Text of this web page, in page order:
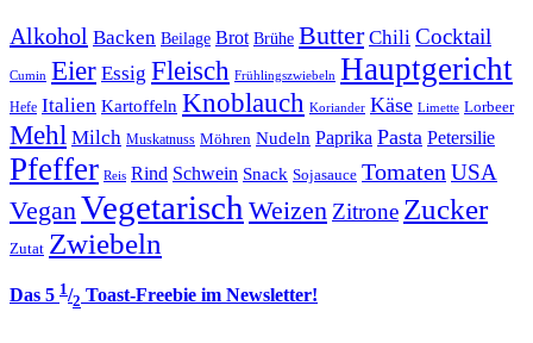
Alkohol Backen Beilage Brot Brühe Butter Chili Cocktail
Cumin Eier Essig Fleisch Frühlingszwiebeln Hauptgericht
Hefe Italien Kartoffeln Knoblauch Koriander Käse Limette Lorbeer
Mehl Milch Muskatnuss Möhren Nudeln Paprika Pasta Petersilie
Pfeffer Reis Rind Schwein Snack Sojasauce Tomaten USA
VeganVegetarisch Weizen Zitrone Zucker
Zutat Zwiebeln
Das 5 1/2 Toast-Freebie im Newsletter!